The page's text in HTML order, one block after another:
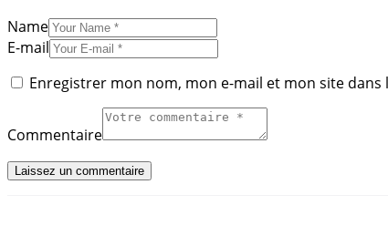
Name
E-mail
Enregistrer mon nom, mon e-mail et mon site
Commentaire